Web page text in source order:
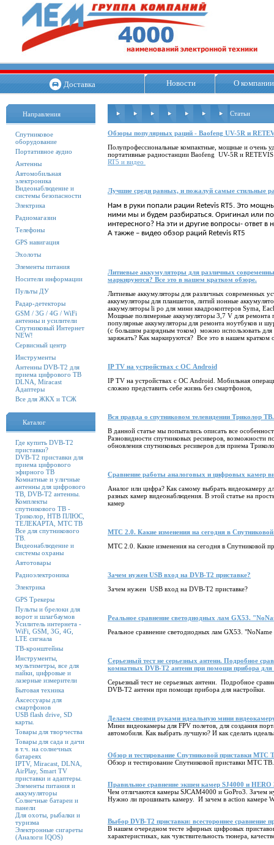
Доставка Новости О компании
Направления
Спутниковое
оборудование
Портативное аудио
Антенны
Автомобильная
электроника
Видеонаблюдение и
системы безопасности
Электрика
Радиомагазин
Телефоны
GPS навигация
Эхолоты
Элементы питания
Носители информации
Пульты ДУ
Радар-детекторы
GSM / 3G / 4G / WiFi
антенны и усилители
Спутниковый Интернет
NEW!
Сервисный центр
Инструменты
Антенны DVB-T2 для
приема цифрового ТВ
DLNA, Miracast
Адаптеры
Все для ЖКХ и ТСЖ
Каталог
Где купить DVB-T2
приставки?
DVB-T2 приставки для
приема цифрового
эфирного ТВ
Комнатные и уличные
антенны для цифрового
ТВ, DVB-T2 антенны.
Комплекты
спутникового ТВ -
Триколор, НТВ ПЛЮС,
ТЕЛЕКАРТА, МТС ТВ
Все для спутникового
ТВ.
Видеонаблюдение и
системы охраны
Автотовары
Радиоэлектроника
Электрика
GPS Трекеры
Пульты и брелоки для
ворот и шлагбаумов
Усилитель интернета -
WiFi, GSM, 3G, 4G,
LTE сигнала
ТВ-кронштейны
Инструменты,
мультиметры, все для
пайки, цифровые и
лазерные измерители
Бытовая техника
Аксессуары для
смартфонов
USB flash drive, SD
карты.
Товары для творчества
Товары для сада и дачи
в т.ч. на солнечных
батареях
IPTV, Miracast, DLNA,
AirPlay, Smart TV
приставки и адаптеры.
Элементы питания и
аккумуляторы
Солнечные батареи и
панели
Для охоты, рыбалки и
туризма
Электронные сигареты
(Аналоги IQOS)
Статьи
Обзоры популярных раций - Baofeng UV-5R и
Полупрофессиональные компактные, мощные и очень
портативные радиостанции Baofeng UV-5R и
RT5 и видео
Лучшие среди равных, и пожалуй самые стильные
Нам в руки попали рации Retevis RT5. Это
ними мы и будем разбираться. Оригинал или
интересного? На эти и другие вопросы- ответ в
А также – видео обзор раций Retevis RT5
Литиевые аккумуляторы для различных
маркируются? Все это в нашем кратком обзоре.
Литиевые аккумуляторы для различных современных
аккумуляторы для планшетов, литий ионные
аккумуляторы li po для мини квадрокоптеров Syma,
Мощные полимерные аккумуляторы 3,7 V для
популярные аккумуляторы для ремонта ноутбуков и
(с большим разрядным током) можно использовать для
заряжать? Как маркируются? Все это в нашем кратком
IP TV на устройствах с ОС Android
IP TV на устройствах с ОС Android. Мобильная
сложно представить себе жизнь без смартфонов,
Вся правда о спутниковом телевидении Триколор ТВ.
В данной статье мы попытались описать все
Разновидности спутниковых ресиверов, возможности
обновления спутниковых ресиверов для приема
Сравнение работы аналоговых и цифровых камер
Аналог или цифра? Как самому выбрать видеокамеру
разных камер видеонаблюдения. В этой статье на
камер
МТС 2.0. Какие изменения на сегодня в
МТС 2.0. Какие изменения на сегодня в Спутниковой
Зачем нужен USB вход на DVB-T2 приставке?
Зачем нужен USB вход на DVB-T2 приставке?
Реальное сравнение светодиодных лам GX53.
Реальное сравнение светодиодных лам GX53.
Серьезный тест не серьезных антенн. Подробное
комнатных DVB-T2 антенн при помощи прибора для
Серьезный тест не серьезных антенн. Подробное
DVB-T2 антенн при помощи прибора для настройки.
Делаем своими руками идеальную мини
Мини видеокамеры для FPV полетов, для создания
автомобиля. Как выбрать лучшую? И как сделать
Обзор и тестирование Спутниковой приставки
Обзор и тестирование Спутниковой приставки МТС
Правильное сравнение экшен камер SJ4000 и
Чем отличаются камеры SJCAM4000 и GoPro3. Зачем
Нужно ли прошивать камеру. И зачем в action камере
Выбор DVB-T2 приставки: всестороннее сравнение
В нашем очередном тесте эфирных цифровых
характеристиках, как чувствительность тюнера,